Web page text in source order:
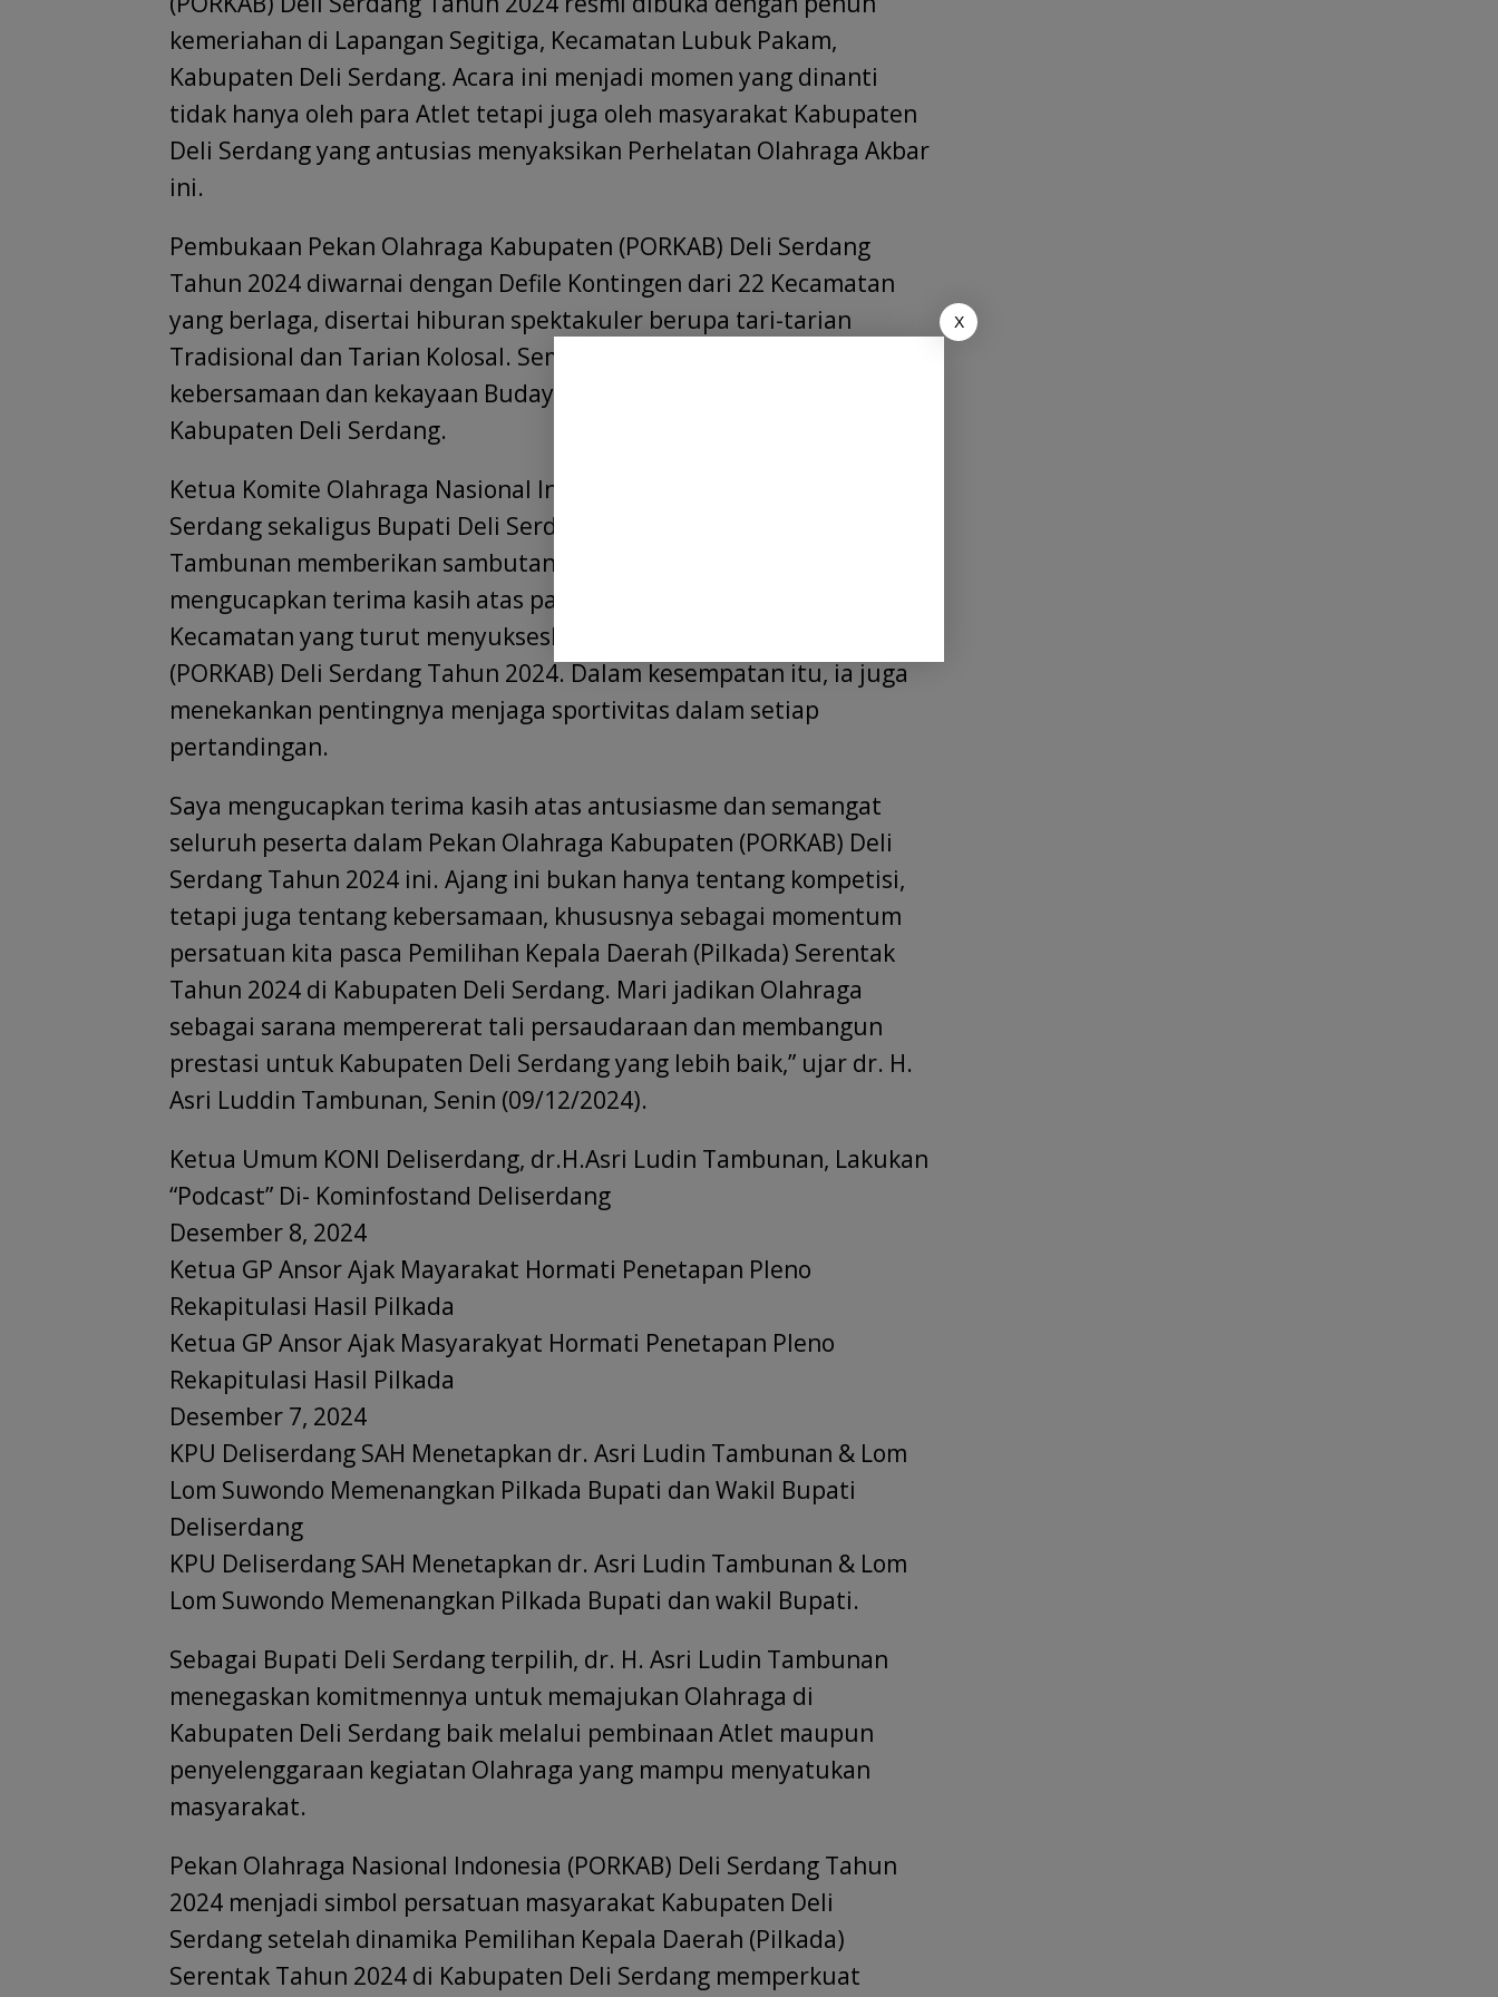
kemeriahan di Lapangan Segitiga, Kecamatan Lubuk Pakam,
Kabupaten Deli Serdang. Acara ini menjadi momen yang dinanti
tidak hanya oleh para Atlet tetapi juga oleh masyarakat Kabupaten
Deli Serdang yang antusias menyaksikan Perhelatan Olahraga Akbar
ini.
Pembukaan Pekan Olahraga Kabupaten (PORKAB) Deli Serdang
Tahun 2024 diwarnai dengan Defile Kontingen dari 22 Kecamatan
yang berlaga, disertai hiburan spektakuler berupa tari-tarian
Tradisional dan Tarian Kolosal. Semarak acara ini menjadi simbol
kebersamaan dan kekayaan Budaya yang dimiliki oleh masyarakat
Kabupaten Deli Serdang.
Ketua Komite Olahraga Nasional Indonesia (KONI) Kabupaten Deli
Serdang sekaligus Bupati Deli Serdang terpilih, dr. H. Asri Luddin
Tambunan memberikan sambutan penuh semangat. Ia
mengucapkan terima kasih atas partisipasi seluruh Kontingen
Kecamatan yang turut menyukseskan Pekan Olahraga Kabupaten
(PORKAB) Deli Serdang Tahun 2024. Dalam kesempatan itu, ia juga
menekankan pentingnya menjaga sportivitas dalam setiap
pertandingan.
Saya mengucapkan terima kasih atas antusiasme dan semangat
seluruh peserta dalam Pekan Olahraga Kabupaten (PORKAB) Deli
Serdang Tahun 2024 ini. Ajang ini bukan hanya tentang kompetisi,
tetapi juga tentang kebersamaan, khususnya sebagai momentum
persatuan kita pasca Pemilihan Kepala Daerah (Pilkada) Serentak
Tahun 2024 di Kabupaten Deli Serdang. Mari jadikan Olahraga
sebagai sarana mempererat tali persaudaraan dan membangun
prestasi untuk Kabupaten Deli Serdang yang lebih baik,” ujar dr. H.
Asri Luddin Tambunan, Senin (09/12/2024).
Ketua Umum KONI Deliserdang, dr.H.Asri Ludin Tambunan, Lakukan
“Podcast” Di- Kominfostand Deliserdang
Desember 8, 2024
Ketua GP Ansor Ajak Mayarakat Hormati Penetapan Pleno
Rekapitulasi Hasil Pilkada
Ketua GP Ansor Ajak Masyarakyat Hormati Penetapan Pleno
Rekapitulasi Hasil Pilkada
Desember 7, 2024
KPU Deliserdang SAH Menetapkan dr. Asri Ludin Tambunan & Lom
Lom Suwondo Memenangkan Pilkada Bupati dan Wakil Bupati
Deliserdang
KPU Deliserdang SAH Menetapkan dr. Asri Ludin Tambunan & Lom
Lom Suwondo Memenangkan Pilkada Bupati dan wakil Bupati.
Sebagai Bupati Deli Serdang terpilih, dr. H. Asri Ludin Tambunan
menegaskan komitmennya untuk memajukan Olahraga di
Kabupaten Deli Serdang baik melalui pembinaan Atlet maupun
penyelenggaraan kegiatan Olahraga yang mampu menyatukan
masyarakat.
Pekan Olahraga Nasional Indonesia (PORKAB) Deli Serdang Tahun
2024 menjadi simbol persatuan masyarakat Kabupaten Deli
Serdang setelah dinamika Pemilihan Kepala Daerah (Pilkada)
Serentak Tahun 2024 di Kabupaten Deli Serdang memperkuat
X